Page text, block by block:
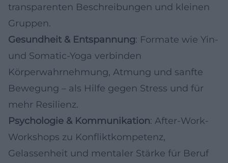
transparenten Beschreibungen und kleinen
Gruppen.
Gesundheit & Entspannung: Formate wie Yin-
und Somatic-Yoga verbinden
Körperwahrnehmung, Atmung und sanfte
Bewegung – als Hilfe gegen Stress und für
mehr Resilienz.
Psychologie & Kommunikation: After-Work-
Workshops zu Konfliktkompetenz,
Gelassenheit und mentaler Stärke für Beruf